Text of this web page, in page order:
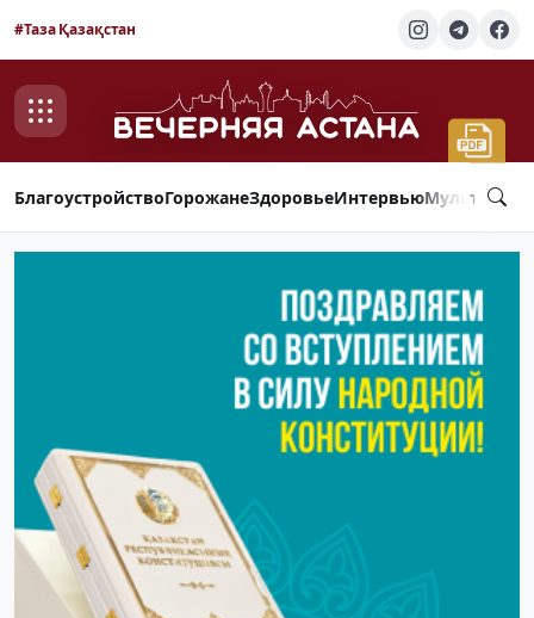
#Таза Қазақстан
БлагоустройствоГорожанеЗдоровьеИнтервью